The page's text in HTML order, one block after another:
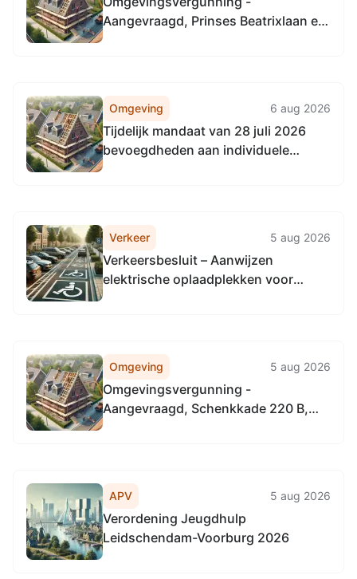
Aangevraagd, Prinses Beatrixlaan en
Omgeving 6 aug 2026
Tijdelijk mandaat van 28 juli 2026
bevoegdheden aan individuele
Verkeer 5 aug 2026
Verkeersbesluit – Aanwijzen
elektrische oplaadplekken voor
Omgeving 5 aug 2026
Omgevingsvergunning -
Aangevraagd, Schenkkade 220 B,
APV 5 aug 2026
Verordening Jeugdhulp
Leidschendam-Voorburg 2026